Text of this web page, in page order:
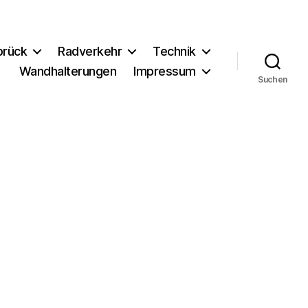
Radverkehr
Technik
Wandhalterungen
Impressum
Suchen